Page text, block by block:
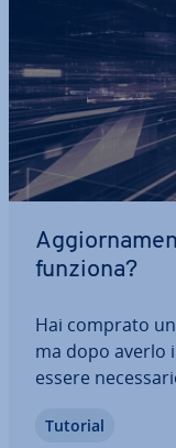
funziona?
Hai comprato
ma dopo averlo
essere
operativo, ma
Tutorial